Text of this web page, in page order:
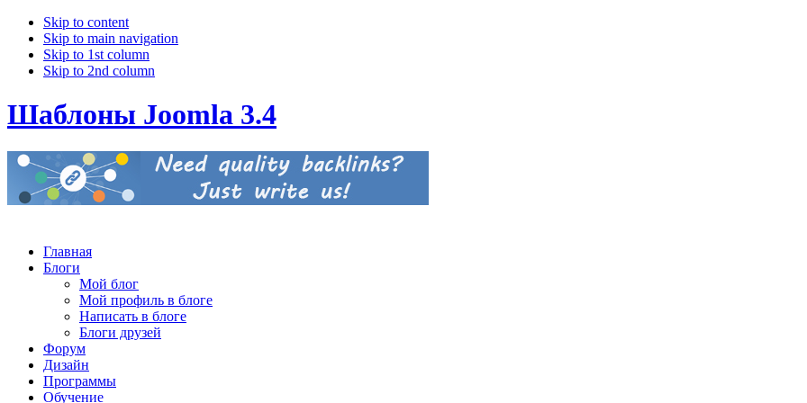
Skip to content
Skip to main navigation
Skip to 1st column
Skip to 2nd column
Шаблоны Joomla 3.4
Главная
Блоги
Мой блог
Мой профиль в блоге
Написать в блоге
Блоги друзей
Форум
Дизайн
Программы
Обучение